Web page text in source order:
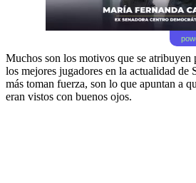
Muchos son los motivos que se atribuyen
los mejores jugadores en la actualidad de
más toman fuerza, son lo que apuntan a
eran vistos con buenos ojos.